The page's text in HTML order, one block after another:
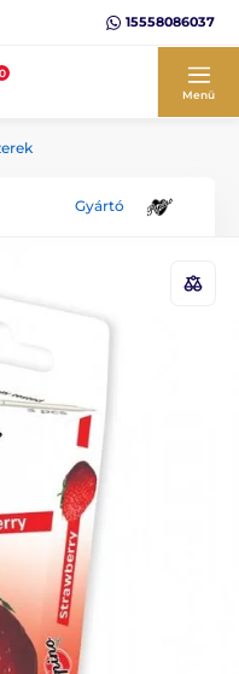
15558086037
0
Menü
Gyártó